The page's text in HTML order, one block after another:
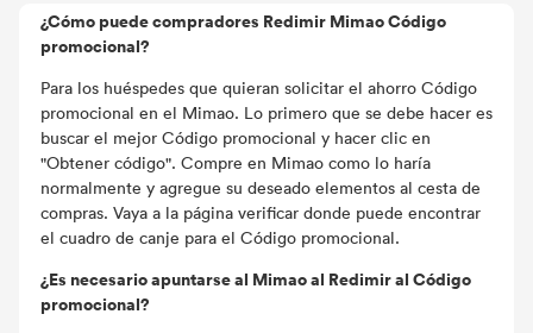
¿Cómo puede compradores Redimir Mimao Código
promocional?
Para los huéspedes que quieran solicitar el ahorro Código
promocional en el Mimao. Lo primero que se debe hacer es
buscar el mejor Código promocional y hacer clic en
"Obtener código". Compre en Mimao como lo haría
normalmente y agregue su deseado elementos al cesta de
compras. Vaya a la página verificar donde puede encontrar
el cuadro de canje para el Código promocional.
¿Es necesario apuntarse al Mimao al Redimir al Código
promocional?